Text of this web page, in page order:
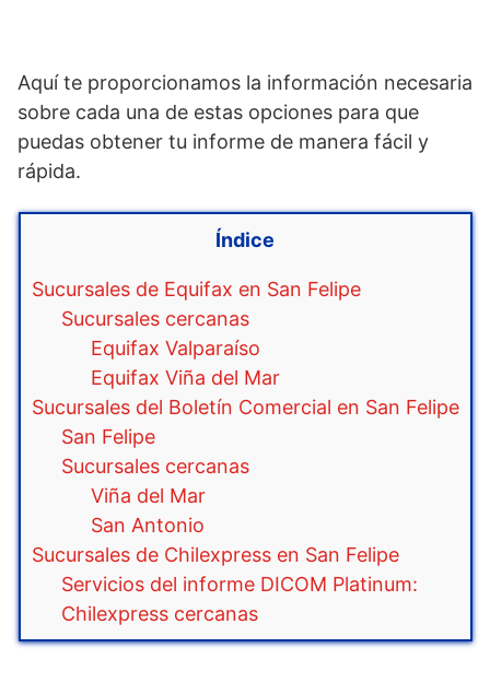
Aquí te proporcionamos la información necesaria
sobre cada una de estas opciones para que
puedas obtener tu informe de manera fácil y
rápida.
Índice
Sucursales de Equifax en San Felipe
Sucursales cercanas
Equifax Valparaíso
Equifax Viña del Mar
Sucursales del Boletín Comercial en San Felipe
San Felipe
Sucursales cercanas
Viña del Mar
San Antonio
Sucursales de Chilexpress en San Felipe
Servicios del informe DICOM Platinum:
Chilexpress cercanas